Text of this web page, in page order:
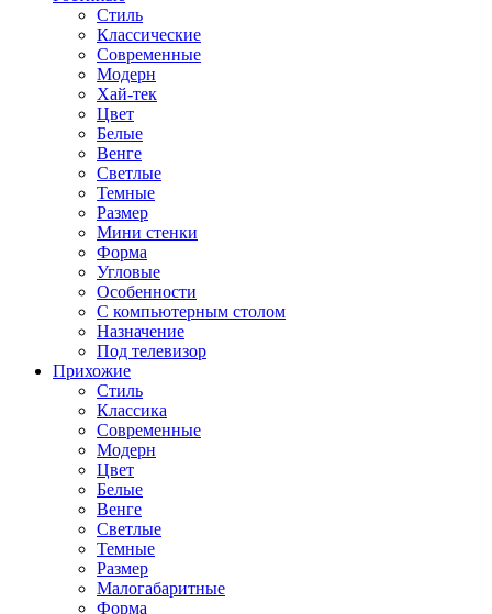
Стиль
Классические
Современные
Модерн
Хай-тек
Цвет
Белые
Венге
Светлые
Темные
Размер
Мини стенки
Форма
Угловые
Особенности
С компьютерным столом
Назначение
Под телевизор
Прихожие
Стиль
Классика
Современные
Модерн
Цвет
Белые
Венге
Светлые
Темные
Размер
Малогабаритные
Форма